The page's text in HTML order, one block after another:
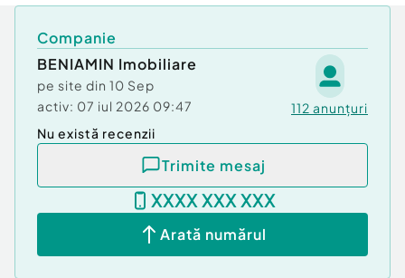
Gaz
Companie
BENIAMIN Imobiliare
pe site din 10 Sep
activ: 07 iul 2026 09:47 112 anunțuri
Nu există recenzii
Trimite mesaj
XXXX XXX XXX
Arată numărul